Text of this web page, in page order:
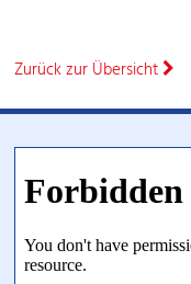
Zurück zur Übersicht